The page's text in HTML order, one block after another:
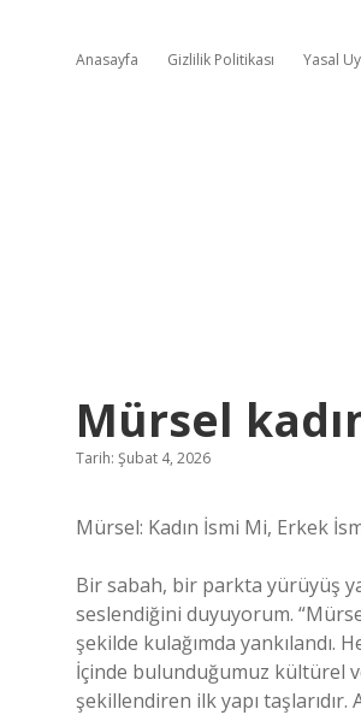
Anasayfa Gizlilik Politikası Yasal
Mürsel
Tarih: Şubat 4, 2026
Mürsel: Kadın İsmi Mi, Erkek
Bir sabah, bir parkta yürüyüş
seslendiğini duyuyorum.
şekilde kulağımda
İçinde bulunduğumuz kültürel
şekillendiren ilk yapı